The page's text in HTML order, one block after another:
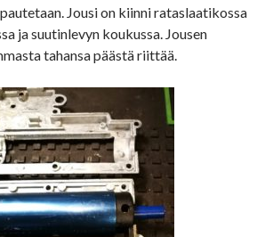
Jousi on kiinni rataslaatikossa
ja suutinlevyn koukussa. Jousen
tahansa päästä riittää.